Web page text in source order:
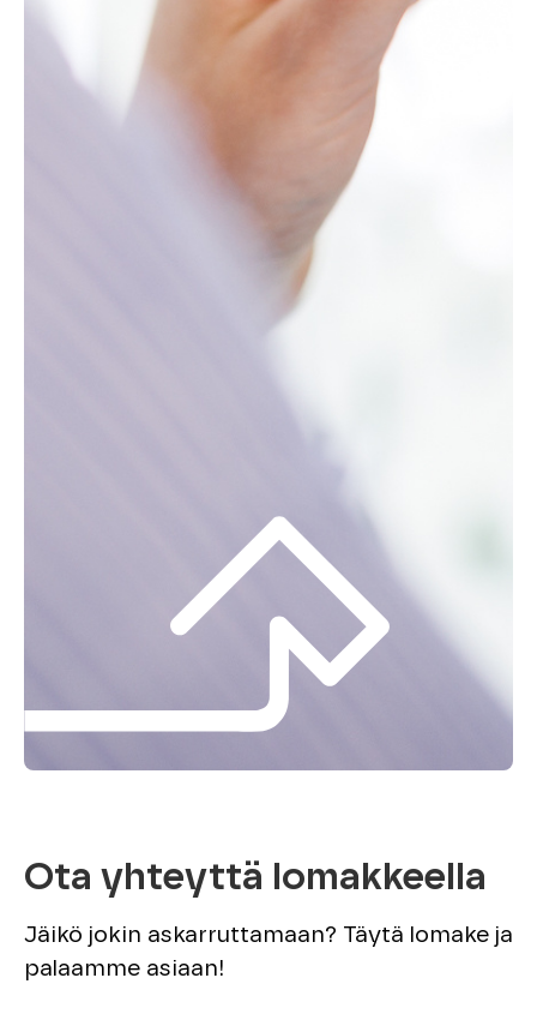
Ota yhteyttä lomakkeella
Jäikö jokin askarruttamaan? Täytä lomake ja
palaamme asiaan!